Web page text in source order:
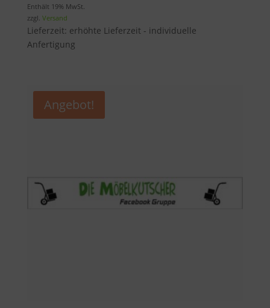
Preis
war:
90,00 €76,50 €.
Enthält 19% MwSt.
zzgl. Versand
Lieferzeit: erhöhte Lieferzeit - individuelle
Anfertigung
Angebot!